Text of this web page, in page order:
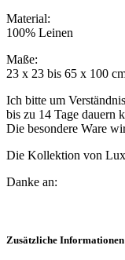
Material:
100% Leinen
Maße:
23 x 23 bis 65 x 100
Ich bitte um
bis zu 14 Tage dauern
Die besondere Ware
Die Kollektion von
Danke an:
Zusätzliche Informationen